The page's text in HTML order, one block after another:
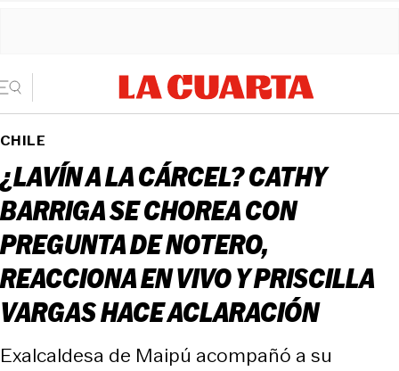
CHILE
¿LAVÍN A LA CÁRCEL? CATHY
BARRIGA SE CHOREA CON
PREGUNTA DE NOTERO,
REACCIONA EN VIVO Y PRISCILLA
VARGAS HACE ACLARACIÓN
Exalcaldesa de Maipú acompañó a su